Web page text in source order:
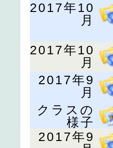
2017年10
月
2017年10
月
2017年9
月
クラスの
様子
2017年9